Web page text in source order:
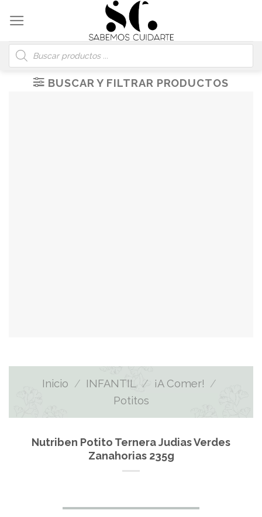
content
Búsqueda
de
productos
BUSCAR Y FILTRAR PRODUCTOS
Inicio / INFANTIL / ¡A Comer! /
Potitos
Nutriben Potito Ternera Judias Verdes
Zanahorias 235g